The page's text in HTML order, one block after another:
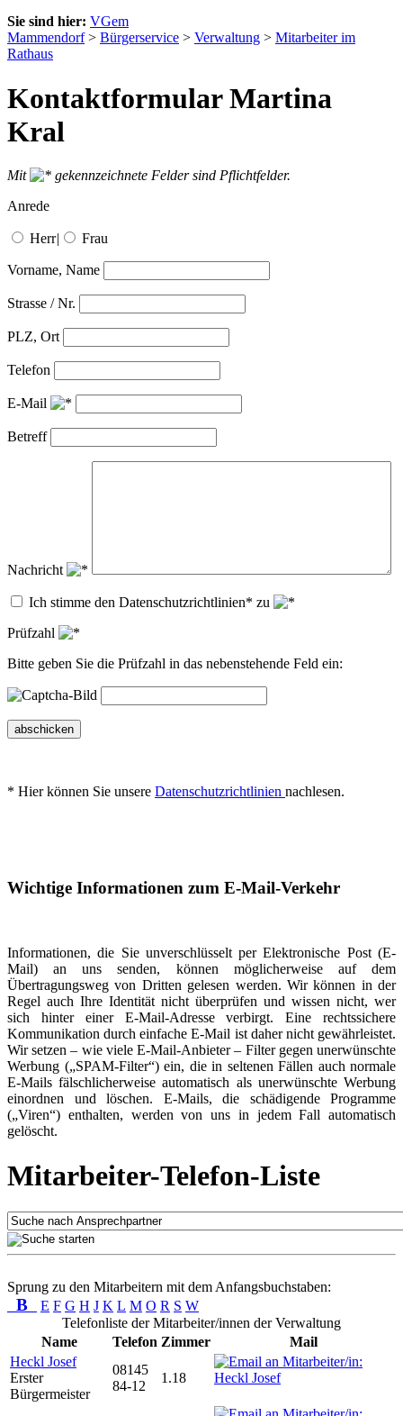
Sie sind hier: VGem
Mammendorf> Bürgerservice > Verwaltung > Mitarbeiter im
Rathaus
Kontaktformular Martina
Kral
Mit
gekennzeichnete Felder sind Pflichtfelder.
Anrede
Herr| Frau
Vorname, Name
Strasse / Nr.
PLZ, Ort
Telefon
E-Mail
Betreff
Nachricht
Ich stimme den Datenschutzrichtlinien* zu
Prüfzahl
Bitte geben Sie die Prüfzahl in das nebenstehende Feld ein:
abschicken
* Hier können Sie unsere Datenschutzrichtlinien nachlesen.
Wichtige Informationen zum E-Mail-Verkehr
Informationen, die Sie unverschlüsselt per Elektronische Post (E-
Mail) an uns senden, können möglicherweise auf dem
Übertragungsweg von Dritten gelesen werden. Wir können in der
Regel auch Ihre Identität nicht überprüfen und wissen nicht, wer
sich hinter einer E-Mail-Adresse verbirgt. Eine rechtssichere
Kommunikation durch einfache E-Mail ist daher nicht gewährleistet.
Wir setzen – wie viele E-Mail-Anbieter – Filter gegen unerwünschte
Werbung („SPAM-Filter“) ein, die in seltenen Fällen auch normale
E-Mails fälschlicherweise automatisch als unerwünschte Werbung
einordnen und löschen. E-Mails, die schädigende Programme
(„Viren“) enthalten, werden von uns in jedem Fall automatisch
gelöscht.
Mitarbeiter-Telefon-Liste
Sprung zu den Mitarbeitern mit dem Anfangsbuchstaben:
B E F G H J K L M O R S W
Telefonliste der Mitarbeiter/innen der Verwaltung
Name
Telefon Zimmer
Mail
Heckl Josef
Erster
Bürgermeister
08145
84-12
1.18